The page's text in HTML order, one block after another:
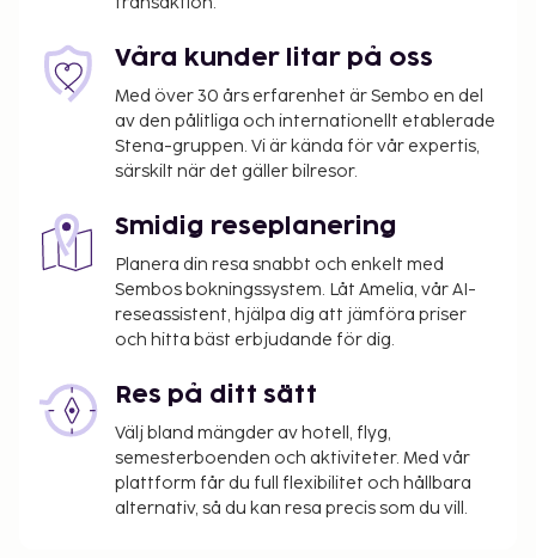
restaurang och deras kafé. Avsluta dagen med en
drink på boendets bar eller bar vid poolen.
Frukostbuffé serveras dagligen mot en avgift från
06.00 till 10.00.
Du kommer att ombes att betala följande avgifter
skatter:
Deposition: PHP 2000 per boende, per natt
Vi har listat alla tilläggsavgifter som boendet har
upplyst oss om.
Avgift för frukostbuffé: PHP 900 för vuxna och
PHP 450 för barn
Tidig incheckning är tillgänglig mot en avgift (i
mån av tillgänglighet)
Sen utcheckning är möjlig mot en avgift (endast
i mån av tillgång)
Våra kunder litar på oss
Med över 30 års erfarenhet är Sembo en del
av den pålitliga och internationellt etablerade
Stena-gruppen. Vi är kända för vår expertis,
särskilt när det gäller bilresor.
Smidig reseplanering
Planera din resa snabbt och enkelt med
Sembos bokningssystem. Låt Amelia, vår AI-
reseassistent, hjälpa dig att jämföra priser
och hitta bäst erbjudande för dig.
Res på ditt sätt
Välj bland mängder av hotell, flyg,
semesterboenden och aktiviteter. Med vår
plattform får du full flexibilitet och hållbara
alternativ, så du kan resa precis som du vill.